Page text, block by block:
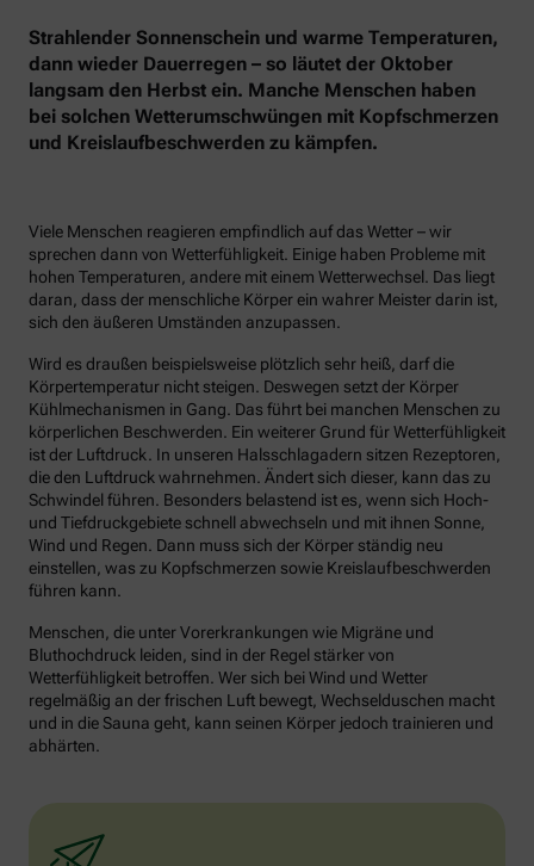
Strahlender Sonnenschein und warme Temperaturen,
dann wieder Dauerregen – so läutet der Oktober
langsam den Herbst ein. Manche Menschen haben
bei solchen Wetterumschwüngen mit Kopfschmerzen
und Kreislaufbeschwerden zu kämpfen.
Viele Menschen reagieren empfindlich auf das Wetter – wir
sprechen dann von Wetterfühligkeit. Einige haben Probleme mit
hohen Temperaturen, andere mit einem Wetterwechsel. Das liegt
daran, dass der menschliche Körper ein wahrer Meister darin ist,
sich den äußeren Umständen anzupassen.
Wird es draußen beispielsweise plötzlich sehr heiß, darf die
Körpertemperatur nicht steigen. Deswegen setzt der Körper
Kühlmechanismen in Gang. Das führt bei manchen Menschen zu
körperlichen Beschwerden. Ein weiterer Grund für Wetterfühligkeit
ist der Luftdruck. In unseren Halsschlagadern sitzen Rezeptoren,
die den Luftdruck wahrnehmen. Ändert sich dieser, kann das zu
Schwindel führen. Besonders belastend ist es, wenn sich Hoch-
und Tiefdruckgebiete schnell abwechseln und mit ihnen Sonne,
Wind und Regen. Dann muss sich der Körper ständig neu
einstellen, was zu Kopfschmerzen sowie Kreislaufbeschwerden
führen kann.
Menschen, die unter Vorerkrankungen wie Migräne und
Bluthochdruck leiden, sind in der Regel stärker von
Wetterfühligkeit betroffen. Wer sich bei Wind und Wetter
regelmäßig an der frischen Luft bewegt, Wechselduschen macht
und in die Sauna geht, kann seinen Körper jedoch trainieren und
abhärten.